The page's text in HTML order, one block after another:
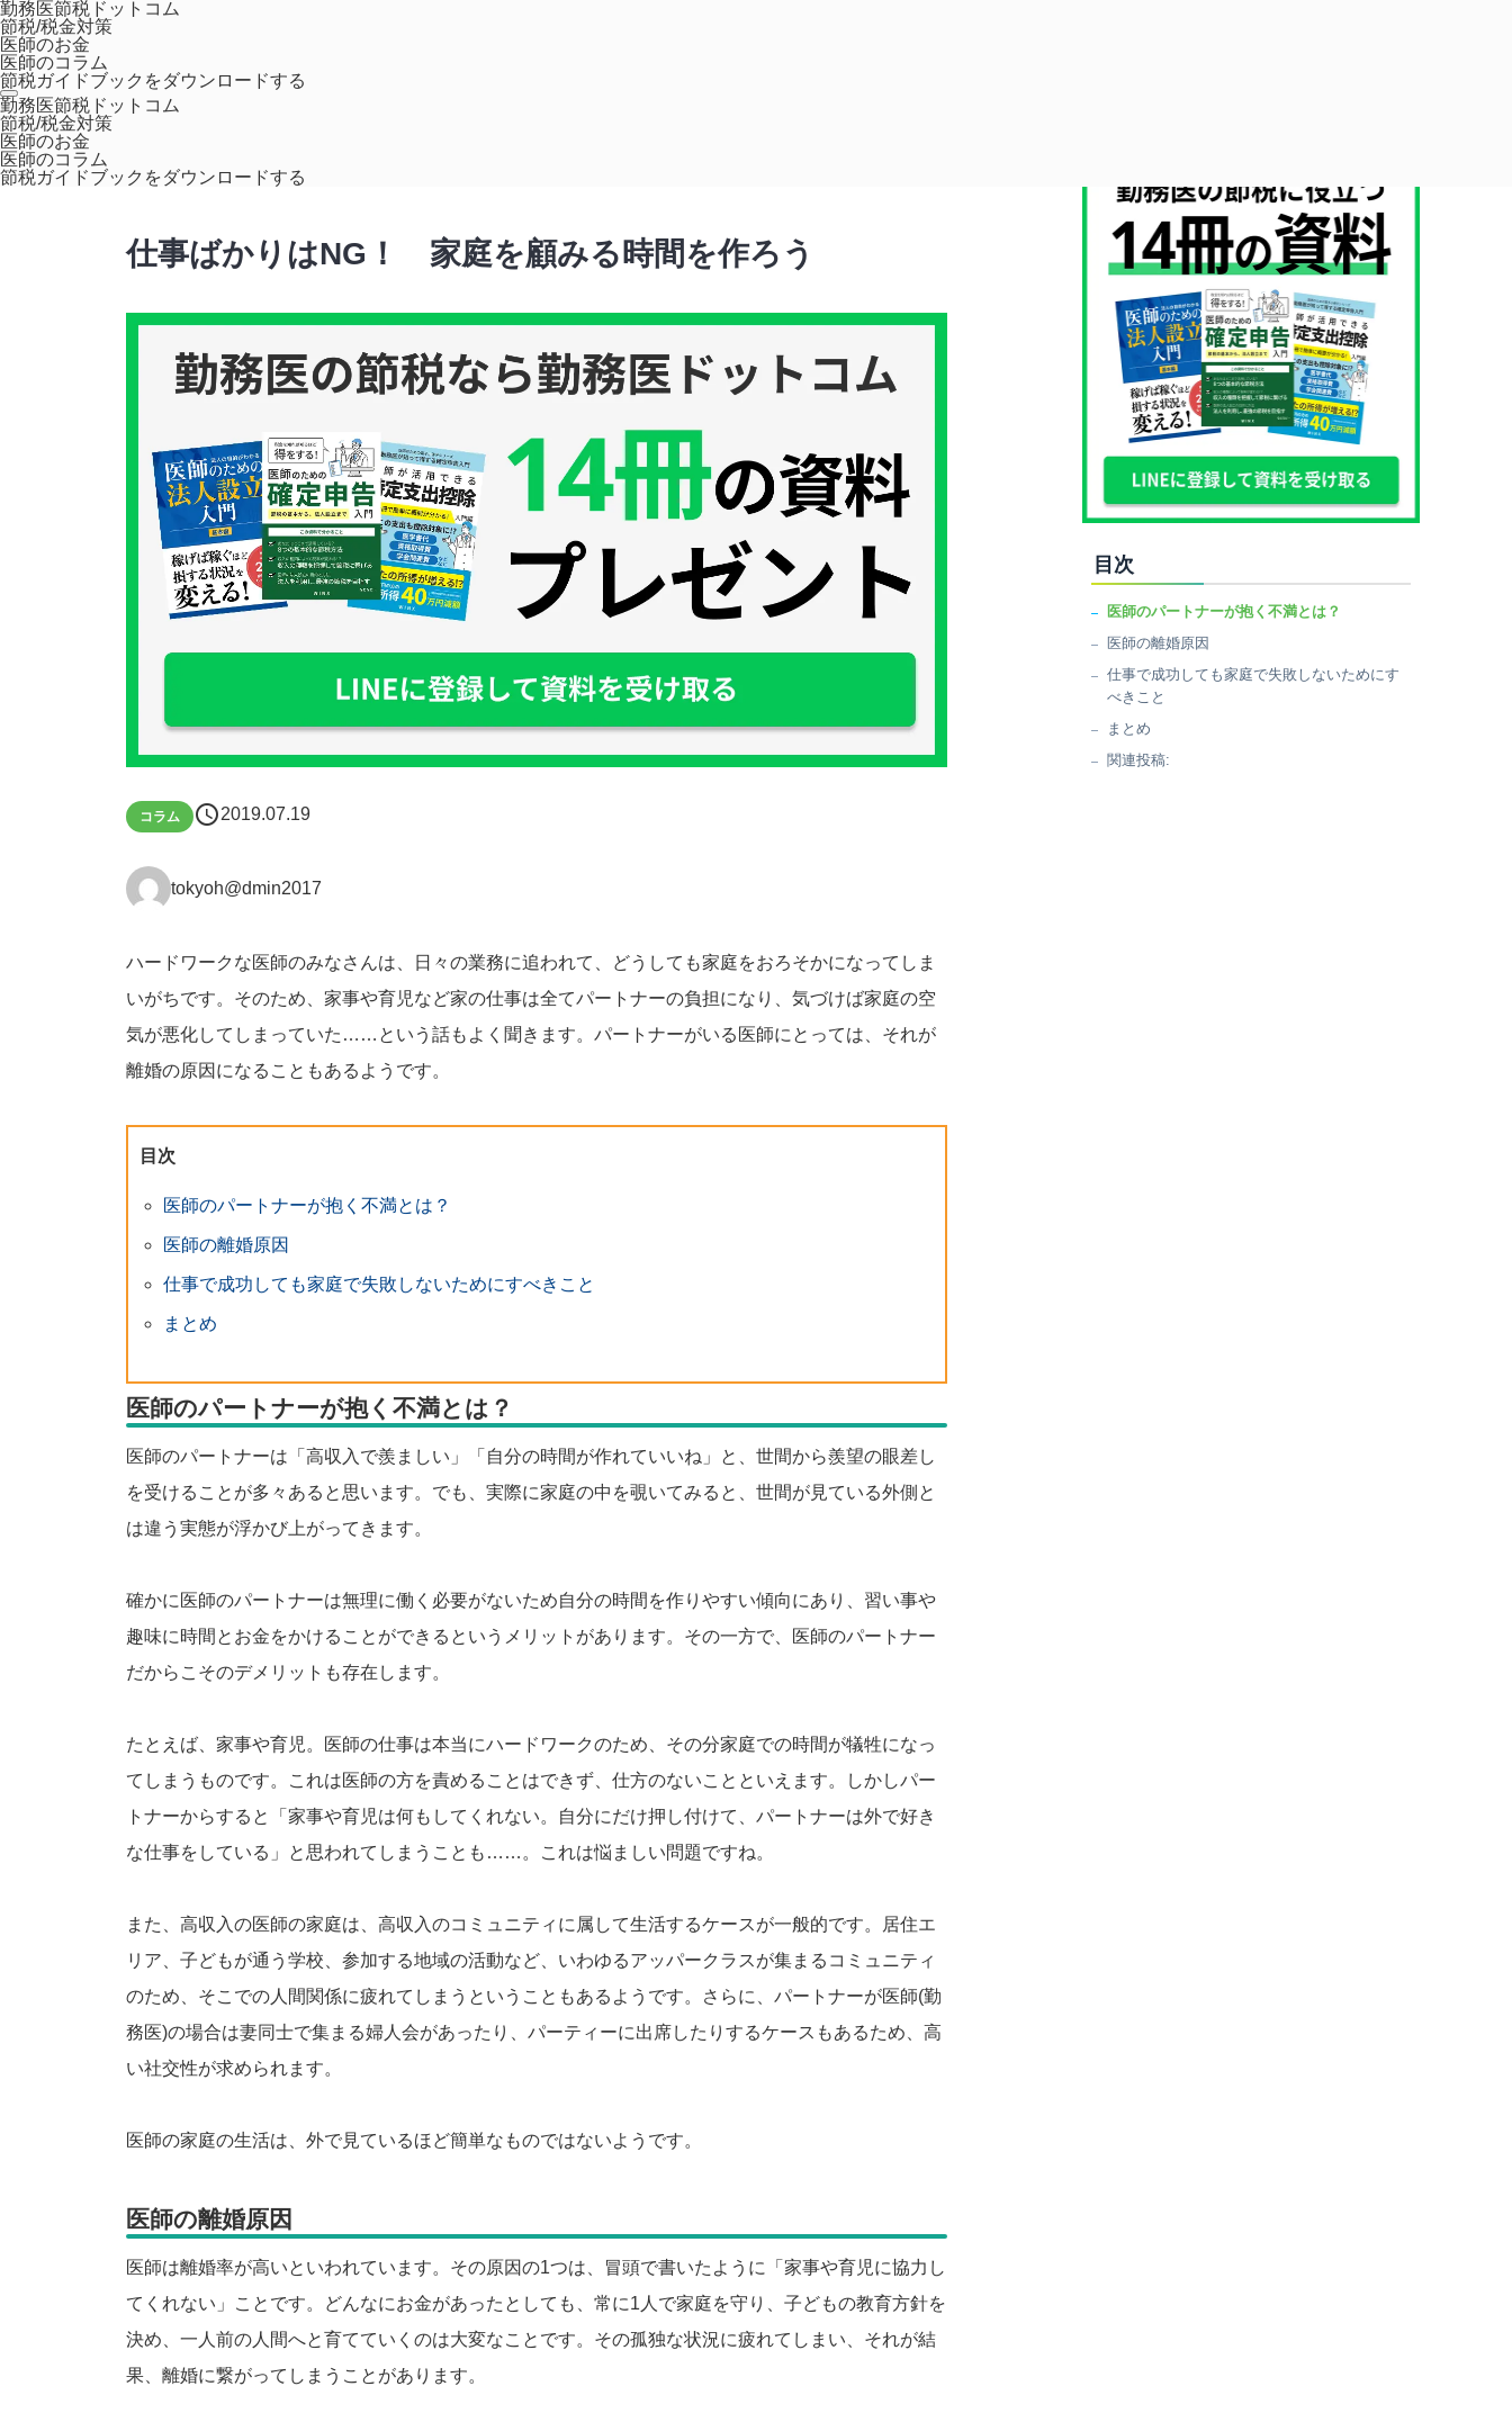
勤務医節税ドットコム
節税/税金対策
医師のお金
医師のコラム
節税ガイドブックをダウンロードする
勤務医節税ドットコム
節税/税金対策
医師のお金
医師のコラム
節税ガイドブックをダウンロードする
ホーム コラム
ライフスタイル
仕事ばかりはNG！ 家庭を顧みる時間を作ろう
コラム schedule2019.07.19
tokyoh@dmin2017
ハードワークな医師のみなさんは、日々の業務に追われて、どうしても家庭をおろそかになってしま
いがちです。そのため、家事や育児など家の仕事は全てパートナーの負担になり、気づけば家庭の空
気が悪化してしまっていた……という話もよく聞きます。パートナーがいる医師にとっては、それが
離婚の原因になることもあるようです。
目次
医師のパートナーが抱く不満とは？
医師の離婚原因
仕事で成功しても家庭で失敗しないためにすべきこと
まとめ
医師のパートナーが抱く不満とは？
医師のパートナーは「高収入で羨ましい」「自分の時間が作れていいね」と、世間から羨望の眼差し
を受けることが多々あると思います。でも、実際に家庭の中を覗いてみると、世間が見ている外側と
は違う実態が浮かび上がってきます。
確かに医師のパートナーは無理に働く必要がないため自分の時間を作りやすい傾向にあり、習い事や
趣味に時間とお金をかけることができるというメリットがあります。その一方で、医師のパートナー
だからこそのデメリットも存在します。
たとえば、家事や育児。医師の仕事は本当にハードワークのため、その分家庭での時間が犠牲になっ
てしまうものです。これは医師の方を責めることはできず、仕方のないことといえます。しかしパー
トナーからすると「家事や育児は何もしてくれない。自分にだけ押し付けて、パートナーは外で好き
な仕事をしている」と思われてしまうことも……。これは悩ましい問題ですね。
また、高収入の医師の家庭は、高収入のコミュニティに属して生活するケースが一般的です。居住エ
リア、子どもが通う学校、参加する地域の活動など、いわゆるアッパークラスが集まるコミュニティ
のため、そこでの人間関係に疲れてしまうということもあるようです。さらに、パートナーが医師(勤
務医)の場合は妻同士で集まる婦人会があったり、パーティーに出席したりするケースもあるため、高
い社交性が求められます。
医師の家庭の生活は、外で見ているほど簡単なものではないようです。
医師の離婚原因
医師は離婚率が高いといわれています。その原因の1つは、冒頭で書いたように「家事や育児に協力し
てくれない」ことです。どんなにお金があったとしても、常に1人で家庭を守り、子どもの教育方針を
決め、一人前の人間へと育てていくのは大変なことです。その孤独な状況に疲れてしまい、それが結
果、離婚に繋がってしまうことがあります。
目次
医師のパートナーが抱く不満とは？
医師の離婚原因
仕事で成功しても家庭で失敗しないためにす
べきこと
まとめ
関連投稿: